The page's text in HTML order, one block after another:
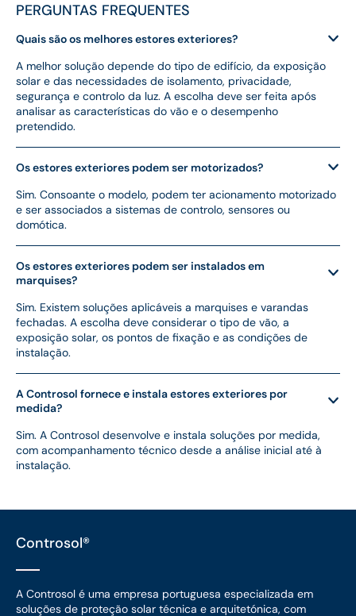
PERGUNTAS FREQUENTES
Quais são os melhores estores exteriores?
A melhor solução depende do tipo de edifício, da exposição
solar e das necessidades de isolamento, privacidade,
segurança e controlo da luz. A escolha deve ser feita após
analisar as características do vão e o desempenho
pretendido.
Os estores exteriores podem ser motorizados?
Sim. Consoante o modelo, podem ter acionamento motorizado
e ser associados a sistemas de controlo, sensores ou
domótica.
Os estores exteriores podem ser instalados em
marquises?
Sim. Existem soluções aplicáveis a marquises e varandas
fechadas. A escolha deve considerar o tipo de vão, a
exposição solar, os pontos de fixação e as condições de
instalação.
A Controsol fornece e instala estores exteriores por
medida?
Sim. A Controsol desenvolve e instala soluções por medida,
com acompanhamento técnico desde a análise inicial até à
instalação.
Controsol®
A Controsol é uma empresa portuguesa especializada em
soluções de proteção solar técnica e arquitetónica, com